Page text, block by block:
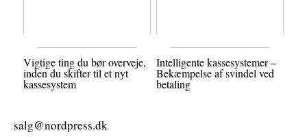
Vigtige ting du bør overveje,
inden du skifter til et nyt
kassesystem
Intelligente kassesystemer –
Bekæmpelse af svindel ved
betaling
salg@nordpress.dk